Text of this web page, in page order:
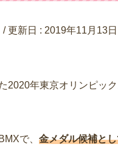
/ 更新日 : 2019年11月13日
2020年東京オリンピック
で、 金メダル候補と